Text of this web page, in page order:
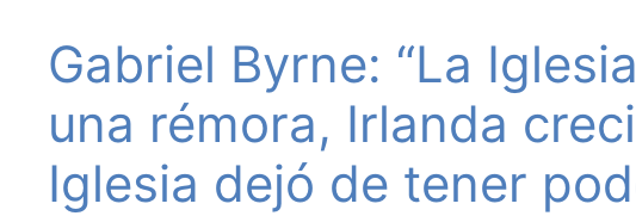
Gabriel Byrne: “La
una rémora, Irlanda
Iglesia dejó de tener